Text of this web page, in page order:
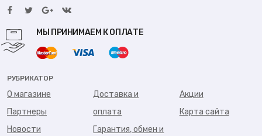
МЫ ПРИНИМАЕМ К ОПЛАТЕ
РУБРИКАТОР
О магазине
Партнеры
Новости
Доставка и
оплата
Гарантия, обмен и
Акции
Карта сайта